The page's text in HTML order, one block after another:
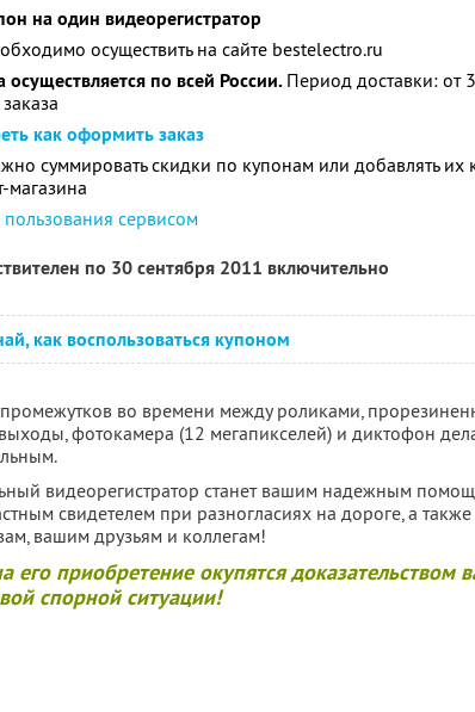
на один видеорегистратор
осуществить на сайте bestelectro.ru
осуществляется по всей России. Период доставки: от
как оформить заказ
суммировать скидки по купонам или добавлять их
магазина
сервисом
по 30 сентября 2011 включительно
как воспользоваться купоном
промежутков во времени между роликами,
фотокамера (12 мегапикселей) и диктофон
видеорегистратор станет вашим надежным
свидетелем при разногласиях на дороге, а
вашим друзьям и коллегам!
его приобретение окупятся доказательством
спорной ситуации!